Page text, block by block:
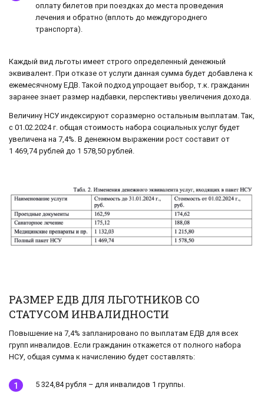
оплату билетов при поездках до места проведения
лечения и обратно (вплоть до междугороднего
транспорта).
Каждый вид льготы имеет строго определенный денежный
эквивалент. При отказе от услуги данная сумма будет добавлена к
ежемесячному ЕДВ. Такой подход упрощает выбор, т.к. гражданин
заранее знает размер надбавки, перспективы увеличения дохода.
Величину НСУ индексируют соразмерно остальным выплатам. Так,
с 01.02.2024 г. общая стоимость набора социальных услуг будет
увеличена на 7,4%. В денежном выражении рост составит от
1 469,74 рублей до 1 578,50 рублей.
РАЗМЕР ЕДВ ДЛЯ ЛЬГОТНИКОВ СО
СТАТУСОМ ИНВАЛИДНОСТИ
Повышение на 7,4% запланировано по выплатам ЕДВ для всех
групп инвалидов. Если гражданин откажется от полного набора
НСУ, общая сумма к начислению будет составлять:
5 324,84 рубля – для инвалидов 1 группы.